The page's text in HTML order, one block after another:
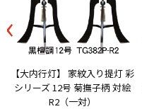
‹
【大内行灯】 家紋入り提灯 彩
シリーズ 12号 菊撫子柄 対絵
R2（一対）